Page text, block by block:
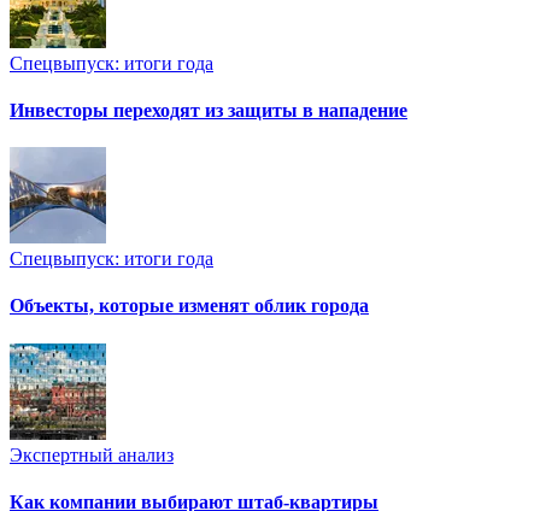
Спецвыпуск: итоги года
Инвесторы переходят из защиты в нападение
Спецвыпуск: итоги года
Объекты, которые изменят облик города
Экспертный анализ
Как компании выбирают штаб-квартиры